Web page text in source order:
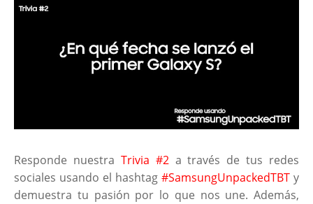
Responde nuestra Trivia #2 a través de tus redes
sociales usando el hashtag #SamsungUnpackedTBT y
demuestra tu pasión por lo que nos une. Además,